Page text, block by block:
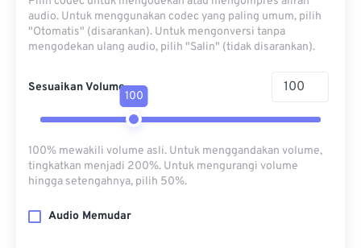
audio. Untuk menggunakan codec yang paling umum, pilih
"Otomatis" (disarankan). Untuk mengonversi tanpa
mengodekan ulang audio, pilih "Salin" (tidak disarankan).
Sesuaikan Volume
100
100% mewakili volume asli. Untuk menggandakan volume,
tingkatkan menjadi 200%. Untuk mengurangi volume
hingga setengahnya, pilih 50%.
Audio Memudar